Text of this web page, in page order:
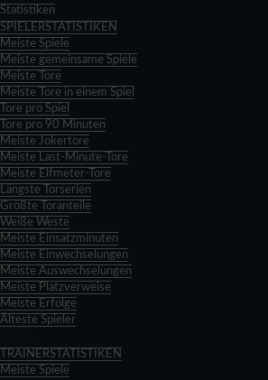
Statistiken
SPIELERSTATISTIKEN
Meiste Spiele
Meiste gemeinsame Spiele
Meiste Tore
Meiste Tore in einem Spiel
Tore pro Spiel
Tore pro 90 Minuten
Meiste Jokertore
Meiste Last-Minute-Tore
Meiste Elfmeter-Tore
Längste Torserien
Größte Toranteile
Weiße Weste
Meiste Einsatzminuten
Meiste Einwechselungen
Meiste Auswechselungen
Meiste Platzverweise
Meiste Erfolge
Älteste Spieler
TRAINERSTATISTIKEN
Meiste Spiele